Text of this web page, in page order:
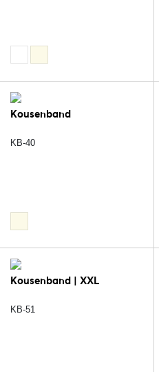
Kousenband
KB-40
Kousenband | XXL
KB-51